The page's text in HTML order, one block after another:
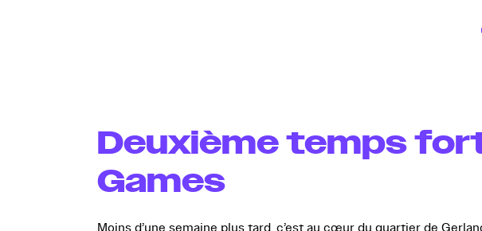
Deuxième temps
Games
Moins d’une semaine plus tard, c’est au cœur du quartier de